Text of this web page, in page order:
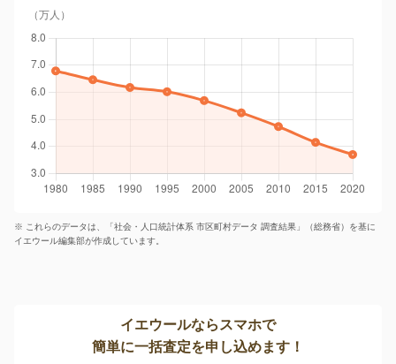
（万人）
※ これらのデータは、「社会・人口統計体系 市区町村データ 調査結果」（総務省）を基に
イエウール編集部が作成しています。
イエウールならスマホで
簡単に一括査定を申し込めます！